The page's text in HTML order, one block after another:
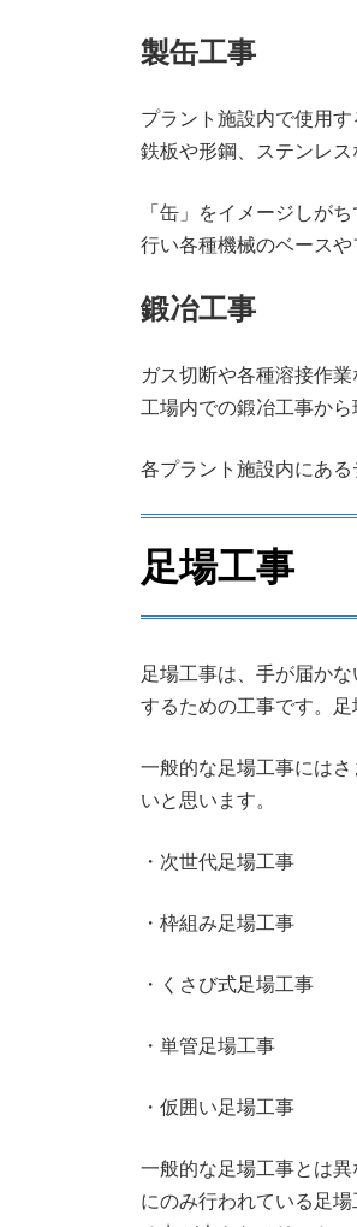
製缶工事
プラント施設内で使用
鉄板や形鋼、ステンレス
「缶」をイメージしが
行い各種機械のベースや
鍛冶工事
ガス切断や各種溶接作
工場内での鍛冶工事か
各プラント施設内にあ
足場工事
足場工事は、手が届か
するための工事です。
一般的な足場工事には
いと思います。
・次世代足場工事
・枠組み足場工事
・くさび式足場工事
・単管足場工事
・仮囲い足場工事
一般的な足場工事とは
にのみ行われている足